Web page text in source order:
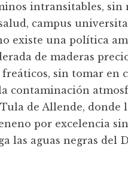
intransitables,
campus
existe una política
de maderas
sin tomar en
contaminación
de Allende, donde
por excelencia
las aguas negras del